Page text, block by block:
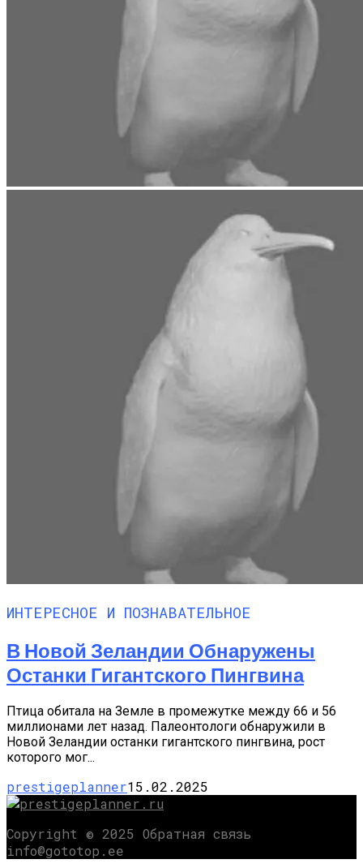
ИНТЕРЕСНОЕ И ПОЗНАВАТЕЛЬНОЕ
В Новой Зеландии Обнаружены
Останки Гигантского Пингвина
Птица обитала на Земле в промежутке между 66 и 56
миллионами лет назад. Палеонтологи обнаружили в
Новой Зеландии останки гигантского пингвина, рост
которого мог...
prestigeplanner15.02.2025
Copyright © 2025 Обратная связь
info@gototop.ee